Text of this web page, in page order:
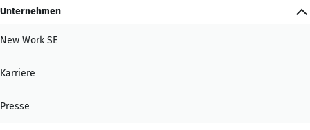
Unternehmen
New Work SE
Karriere
Presse